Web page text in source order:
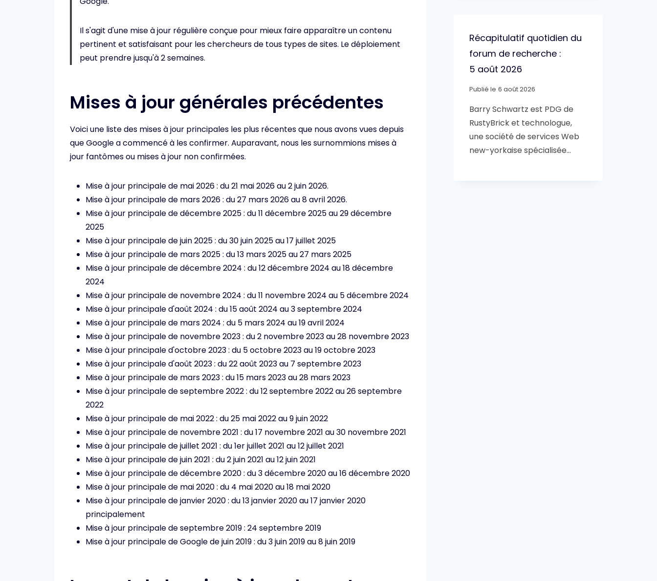
Il s'agit d'une mise à jour régulière conçue pour mieux faire apparaître un contenu
pertinent et satisfaisant pour les chercheurs de tous types de sites. Le déploiement
peut prendre jusqu'à 2 semaines.
Mises à jour générales précédentes
Voici une liste des mises à jour principales les plus récentes que nous avons vues depuis
que Google a commencé à les confirmer. Auparavant, nous les surnommions mises à
jour fantômes ou mises à jour non confirmées.
Mise à jour principale de mai 2026 : du 21 mai 2026 au 2 juin 2026.
Mise à jour principale de mars 2026 : du 27 mars 2026 au 8 avril 2026.
Mise à jour principale de décembre 2025 : du 11 décembre 2025 au 29 décembre
2025
Mise à jour principale de juin 2025 : du 30 juin 2025 au 17 juillet 2025
Mise à jour principale de mars 2025 : du 13 mars 2025 au 27 mars 2025
Mise à jour principale de décembre 2024 : du 12 décembre 2024 au 18 décembre
2024
Mise à jour principale de novembre 2024 : du 11 novembre 2024 au 5 décembre 2024
Mise à jour principale d'août 2024 : du 15 août 2024 au 3 septembre 2024
Mise à jour principale de mars 2024 : du 5 mars 2024 au 19 avril 2024
Mise à jour principale de novembre 2023 : du 2 novembre 2023 au 28 novembre 2023
Mise à jour principale d'octobre 2023 : du 5 octobre 2023 au 19 octobre 2023
Mise à jour principale d'août 2023 : du 22 août 2023 au 7 septembre 2023
Mise à jour principale de mars 2023 : du 15 mars 2023 au 28 mars 2023
Mise à jour principale de septembre 2022 : du 12 septembre 2022 au 26 septembre
2022
Mise à jour principale de mai 2022 : du 25 mai 2022 au 9 juin 2022
Mise à jour principale de novembre 2021 : du 17 novembre 2021 au 30 novembre 2021
Mise à jour principale de juillet 2021 : du 1er juillet 2021 au 12 juillet 2021
Mise à jour principale de juin 2021 : du 2 juin 2021 au 12 juin 2021
Mise à jour principale de décembre 2020 : du 3 décembre 2020 au 16 décembre 2020
Mise à jour principale de mai 2020 : du 4 mai 2020 au 18 mai 2020
Mise à jour principale de janvier 2020 : du 13 janvier 2020 au 17 janvier 2020
principalement
Mise à jour principale de septembre 2019 : 24 septembre 2019
Mise à jour principale de Google de juin 2019 : du 3 juin 2019 au 8 juin 2019
Récapitulatif quotidien du
forum de recherche :
5 août 2026
Publié le 6 août 2026
Barry Schwartz est PDG de
RustyBrick et technologue,
une société de services Web
new-yorkaise spécialisée…